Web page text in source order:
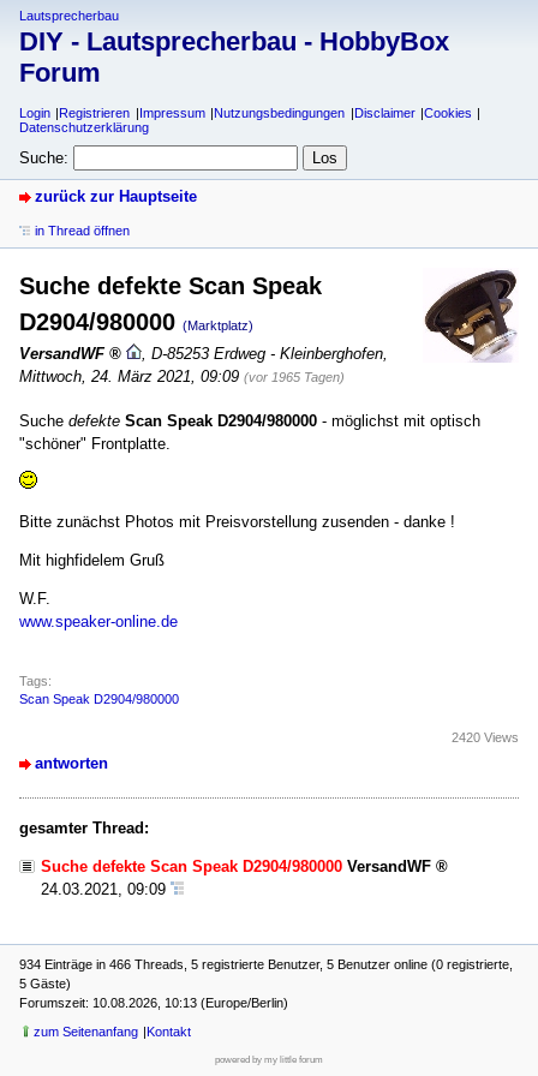
Lautsprecherbau
DIY - Lautsprecherbau - HobbyBox
Forum
Login Registrieren Impressum Nutzungsbedingungen Disclaimer
Cookies
Datenschutzerklärung
Suche:
zurück zur Hauptseite
in Thread öffnen
Suche defekte Scan Speak
D2904/980000 (Marktplatz)
VersandWF D-85253 Erdweg - Kleinberghofen
Mittwoch, 24. März 2021, 09:09 (vor 1965 Tagen)
Suche defekte Scan Speak D2904/980000 - möglichst mit optisch
"schöner" Frontplatte.
Bitte zunächst Photos mit Preisvorstellung zusenden - danke !
Mit highfidelem Gruß
W.F.
www.speaker-online.de
Tags:
Scan Speak D2904/980000
antworten
2420 Views
gesamter Thread:
Suche defekte Scan Speak D2904/980000 VersandWF
24.03.2021, 09:09
934 Einträge in 466 Threads, 5 registrierte Benutzer, 5 Benutzer online (0 registrierte,
5 Gäste)
Forumszeit: 10.08.2026, 10:13 (Europe/Berlin)
zum Seitenanfang Kontakt
powered by my little forum